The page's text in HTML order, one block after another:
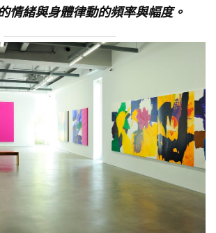
情緒與身體律動的頻率與幅度。